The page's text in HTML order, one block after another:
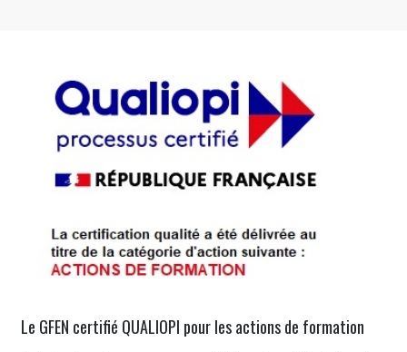
Le GFEN certifié QUALIOPI pour les actions de formation